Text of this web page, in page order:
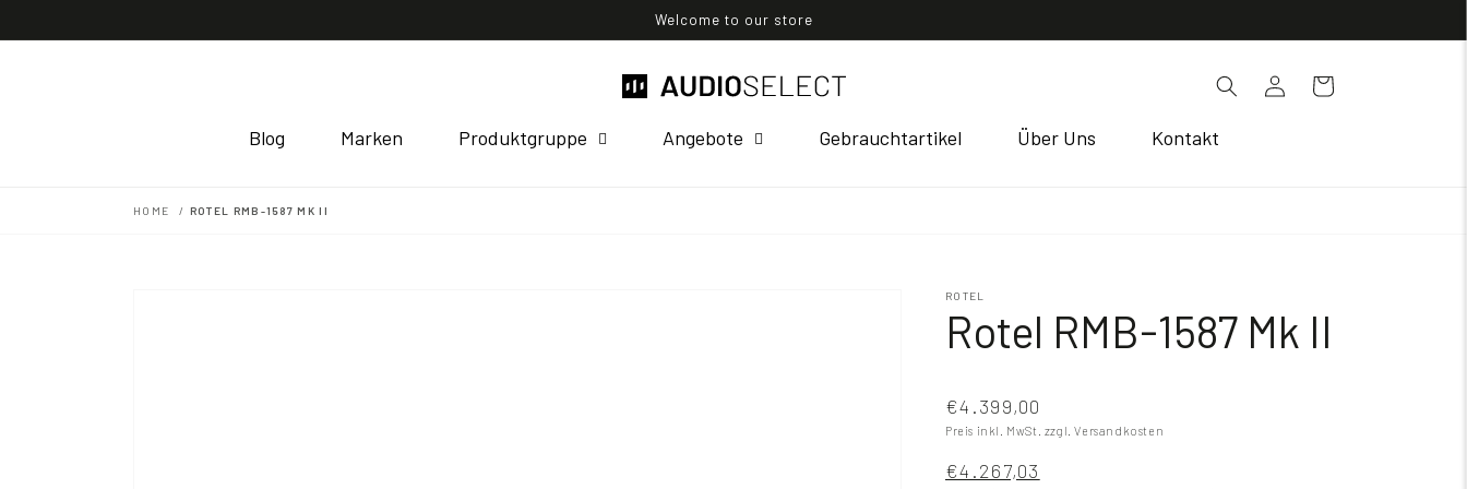
Inhalt
Welcome to our store
Blog Marken Produktgruppe Angebote Gebrauchtartikel Über Uns Kontakt
EinloggenWarenkorb
HOME ROTEL RMB-1587 MK II
ROTEL
Rotel RMB-1587 Mk II
€4.399,00
Preis inkl. MwSt. zzgl. Versandkosten
€4.267,03